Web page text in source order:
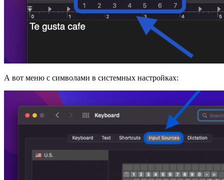
А вот меню с символами в системных настройках: